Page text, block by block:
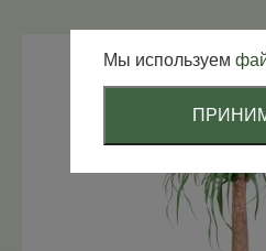
Мы используем